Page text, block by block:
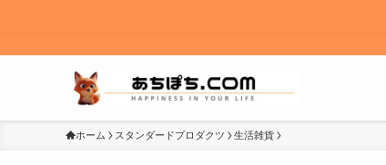
ホーム スタンダードプロダクツ 生活雑貨